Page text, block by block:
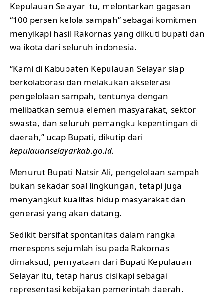
Kepulauan Selayar itu, melontarkan gagasan
“100 persen kelola sampah” sebagai komitmen
menyikapi hasil Rakornas yang diikuti bupati dan
walikota dari seluruh indonesia.
“Kami di Kabupaten Kepulauan Selayar siap
berkolaborasi dan melakukan akselerasi
pengelolaan sampah, tentunya dengan
melibatkan semua elemen masyarakat, sektor
swasta, dan seluruh pemangku kepentingan di
daerah,” ucap Bupati, dikutip dari
kepulauanselayarkab.go.id.
Menurut Bupati Natsir Ali, pengelolaan sampah
bukan sekadar soal lingkungan, tetapi juga
menyangkut kualitas hidup masyarakat dan
generasi yang akan datang.
Sedikit bersifat spontanitas dalam rangka
merespons sejumlah isu pada Rakornas
dimaksud, pernyataan dari Bupati Kepulauan
Selayar itu, tetap harus disikapi sebagai
representasi kebijakan pemerintah daerah.